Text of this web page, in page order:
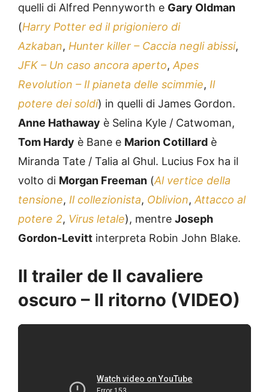
quelli di Alfred Pennyworth e Gary Oldman
(Harry Potter ed il prigioniero di
Azkaban, Hunter killer – Caccia negli abissi,
JFK – Un caso ancora aperto, Apes
Revolution – Il pianeta delle scimmie, Il
potere dei soldi) in quelli di James Gordon.
Anne Hathaway è Selina Kyle / Catwoman,
Tom Hardy è Bane e Marion Cotillard è
Miranda Tate / Talia al Ghul. Lucius Fox ha il
volto di Morgan Freeman (Al vertice della
tensione, Il collezionista, Oblivion, Attacco al
potere 2, Virus letale), mentre Joseph
Gordon-Levitt interpreta Robin John Blake.
Il trailer de Il cavaliere
oscuro – Il ritorno (VIDEO)